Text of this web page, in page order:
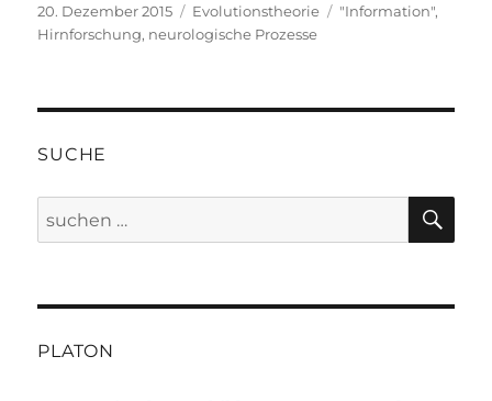
Veröffentlicht
am
20. Dezember 2015 Kategorien
Evolutionstheorie Schlagwörter
"Information",
Hirnforschung, neurologische Prozesse
SUCHE
Suche
nach:
PLATON